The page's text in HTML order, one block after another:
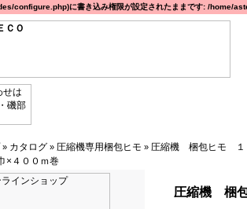
configure.php)に書き込み権限が設定されたままです: /
» カタログ » 圧縮機専用梱包ヒモ » 圧縮機 梱包ヒモ １
×４００ｍ巻
圧縮機 梱